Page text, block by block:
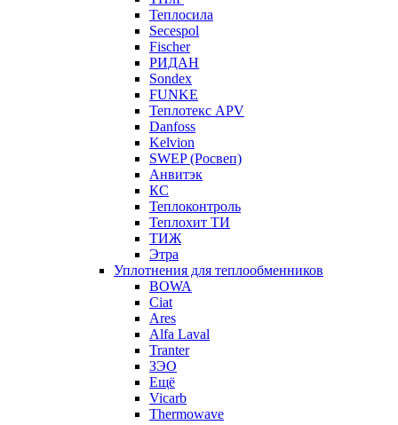
Теплосила
Secespol
Fischer
РИДАН
Sondex
FUNKE
Теплотекс APV
Danfoss
Kelvion
SWEP (Росвеп)
Анвитэк
КС
Теплоконтроль
Теплохит ТИ
ТИЖ
Этра
Уплотнения для теплообменников
BOWA
Ciat
Ares
Alfa Laval
Tranter
ЗЭО
Ещё
Vicarb
Thermowave